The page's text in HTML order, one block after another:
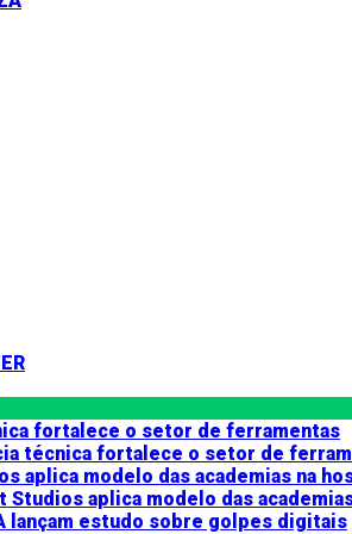
técnica fortalece o setor de
Studios aplica modelo das